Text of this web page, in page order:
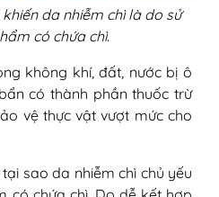
da nhiễm chì là do sử
có chứa chì.
không khí, đất, nước bị ô
có thành phần thuốc trừ
vệ thực vật vượt mức cho
sao da nhiễm chì chủ yếu